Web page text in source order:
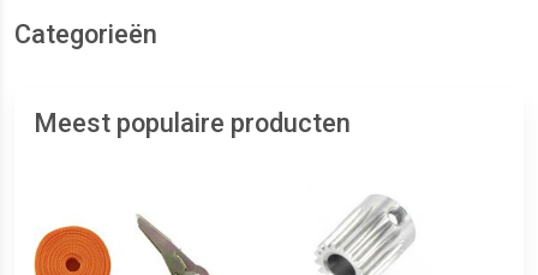
Categorieën
Meest populaire producten